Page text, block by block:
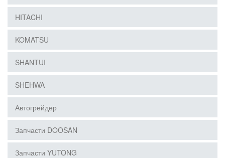
HITACHI
KOMATSU
SHANTUI
SHEHWA
Автогрейдер
Запчасти DOOSAN
Запчасти YUTONG